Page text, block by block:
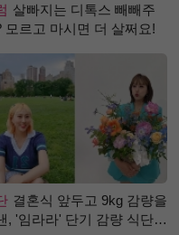
살빠지는 디톡스 빼빼주
모르고 마시면 더 살쩌요!
결혼식 앞두고 9kg 감량을
, '임라라' 단기 감량 식단